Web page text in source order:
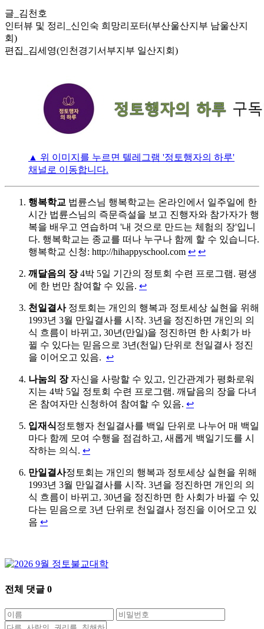
글_김천호
인터뷰 및 정리_신인숙 희망리포터(부산울산지부 남울산지
회)
편집_김세영(인천경기서부지부 일산지회)
▲ 위 이미지를 누르면 텔레그램 '정토행자의 하루'
채널로 이동합니다.
행복학교 법륜스님 행복학교는 온라인에서 일주일에 한
시간 법륜스님의 즉문즉설을 보고 진행자와 참가자가 행
복을 배우고 연습하며 '내 것으로 만드는 체험의 장'입니
다. 행복학교는 종교를 떠나 누구나 함께 할 수 있습니다.
행복학교 신청: http://hihappyschool.com ↩ ↩
깨달음의 장4박 5일 기간의 정토회 수련 프로그램. 평생
에 한 번만 참여할 수 있음. ↩
천일결사정토회는 개인의 행복과 정토세상 실현을 위해
1993년 3월 만일결사를 시작. 3년을 정진하면 개인의 의
식 흐름이 바뀌고, 30년(만일)을 정진하면 한 사회가 바
뀔 수 있다는 믿음으로 3년(천일) 단위로 천일결사 정진
을 이어오고 있음. ↩
나눔의 장자신을 사랑할 수 있고, 인간관계가 평화로워
지는 4박 5일 정토회 수련 프로그램. 깨달음의 장을 다녀
온 참여자만 신청하여 참여할 수 있음. ↩
입재식정토행자 천일결사를 백일 단위로 나누어 매 백일
마다 함께 모여 수행을 점검하고, 새롭게 백일기도를 시
작하는 의식. ↩
만일결사정토회는 개인의 행복과 정토세상 실현을 위해
1993년 3월 만일결사를 시작. 3년을 정진하면 개인의 의
식 흐름이 바뀌고, 30년을 정진하면 한 사회가 바뀔 수 있
다는 믿음으로 3년 단위로 천일결사 정진을 이어오고 있
음 ↩
전체 댓글 0